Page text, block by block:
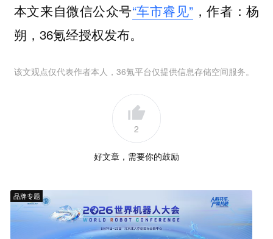
本文来自微信公众号“车市睿见” ，作者：杨
朔，36氪经授权发布。
该文观点仅代表作者本人，36氪平台仅提供信息存储空间服务。
2
好文章，需要你的鼓励
品牌专题